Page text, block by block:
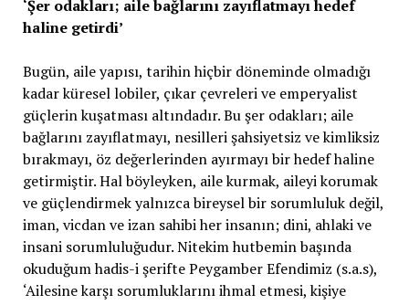
‘Şer odakları; aile bağlarını zayıflatmayı hedef
haline getirdi’
Bugün, aile yapısı, tarihin hiçbir döneminde olmadığı
kadar küresel lobiler, çıkar çevreleri ve emperyalist
güçlerin kuşatması altındadır. Bu şer odakları; aile
bağlarını zayıflatmayı, nesilleri şahsiyetsiz ve kimliksiz
bırakmayı, öz değerlerinden ayırmayı bir hedef haline
getirmiştir. Hal böyleyken, aile kurmak, aileyi korumak
ve güçlendirmek yalnızca bireysel bir sorumluluk değil,
iman, vicdan ve izan sahibi her insanın; dini, ahlaki ve
insani sorumluluğudur. Nitekim hutbemin başında
okuduğum hadis-i şerifte Peygamber Efendimiz (s.a.s),
‘Ailesine karşı sorumluklarını ihmal etmesi, kişiye